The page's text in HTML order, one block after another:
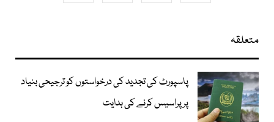
متعلقہ
پاسپورٹ کی تجدید کی درخواستوں کو ترجیحی بنیاد
پر پراسیس کرنے کی ہدایت